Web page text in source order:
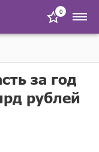
0
за год
рублей